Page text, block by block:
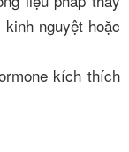
nguyệt hoặc
kích thích